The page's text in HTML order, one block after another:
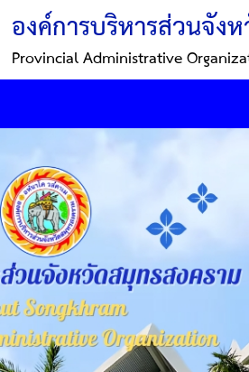
องค์การบริหารส่วนจัง
Provincial Administrative